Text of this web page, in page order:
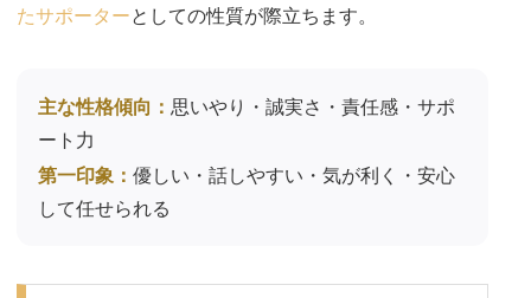
たサポーターとしての性質が際立ちます。
主な性格傾向： 思いやり・誠実さ・責任感・サポ
ート力
第一印象： 優しい・話しやすい・気が利く・安心
して任せられる